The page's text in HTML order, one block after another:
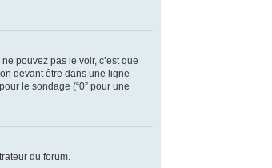
pouvez pas le voir, c’est que
devant être dans une ligne
le sondage (“0” pour une
du forum.